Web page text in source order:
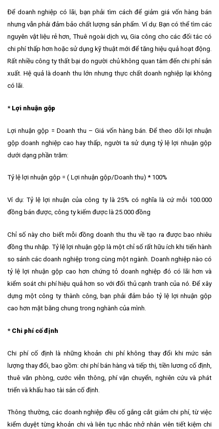
Để doanh nghiệp có lãi, bạn phải tìm cách để giảm giá vốn hàng bán
nhưng vẫn phải đảm bảo chất lượng sản phẩm. Ví dụ: Bạn có thể tìm các
nguyên vật liệu rẻ hơn, Thuê ngoài dịch vụ, Gia công cho các đối tác có
chi phí thấp hơn hoặc sử dụng kỹ thuật mới để tăng hiệu quả hoạt động.
Rất nhiều công ty thất bại do người chủ không quan tâm đến chi phí sản
xuất. Hệ quả là doanh thu lớn nhưng thực chất doanh nghiệp lại không
có lãi.
* Lợi nhuận gộp
Lợi nhuận gộp = Doanh thu – Giá vốn hàng bán. Để theo dõi lợi nhuận
gộp doanh nghiệp cao hay thấp, người ta sử dụng tỷ lệ lợi nhuận gộp
dưới dạng phần trăm:
Tỷ lệ lợi nhuận gộp = ( Lợi nhuận gộp/Doanh thu) * 100%
Ví dụ: Tỷ lệ lợi nhuận của công ty là 25% có nghĩa là cứ mỗi 100.000
đồng bán được, công ty kiếm được là 25.000 đồng
Chỉ số này cho biết mỗi đồng doanh thu thu về tạo ra được bao nhiêu
đồng thu nhập. Tỷ lệ lợi nhuận gộp là một chỉ số rất hữu ích khi tiến hành
so sánh các doanh nghiệp trong cùng một ngành. Doanh nghiệp nào có
tỷ lệ lợi nhuận gộp cao hơn chứng tỏ doanh nghiệp đó có lãi hơn và
kiểm soát chi phí hiệu quả hơn so với đối thủ cạnh tranh của nó. Để xây
dựng một công ty thành công, bạn phải đảm bảo tỷ lệ lợi nhuận gộp
cao hơn mặt bằng chung trong nghành của mình.
* Chi phí cố định
Chi phí cố định là những khoản chi phí không thay đổi khi mức sản
lượng thay đổi, bao gồm: chi phí bán hàng và tiếp thị, tiền lương cố định,
thuê văn phòng, cước viễn thông, phí vận chuyển, nghiên cứu và phát
triển và khấu hao tài sản cố định.
Thông thường, các doanh nghiệp đều cố gắng cắt giảm chi phí, từ việc
kiểm duyệt từng khoản chi và liên tục nhắc nhở nhân viên tiết kiệm chi